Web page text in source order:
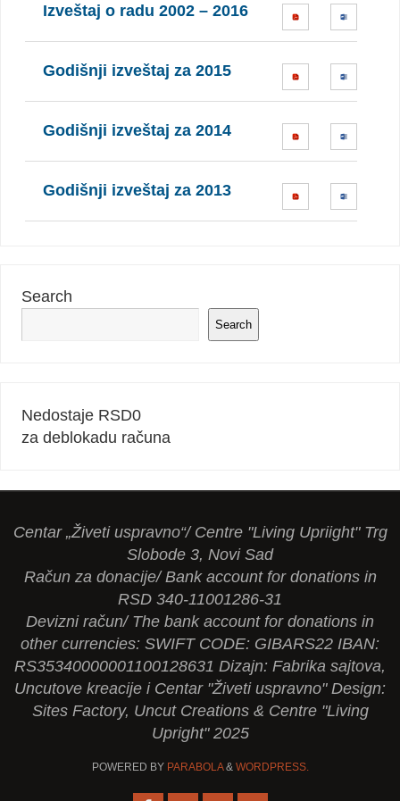
Izveštaj o radu 2002 – 2016
Godišnji izveštaj za 2015
Godišnji izveštaj za 2014
Godišnji izveštaj za 2013
Search
Search
Nedostaje RSD0
za deblokadu računa
Centar „Živeti uspravno“/ Centre "Living Upriight" Trg
Slobode 3, Novi Sad
Račun za donacije/ Bank account for donations in
RSD 340-11001286-31
Devizni račun/ The bank account for donations in
other currencies: SWIFT CODE: GIBARS22 IBAN:
RS35340000001100128631 Dizajn: Fabrika sajtova,
Uncutove kreacije i Centar "Živeti uspravno" Design:
Sites Factory, Uncut Creations & Centre "Living
Upright" 2025
POWERED BY PARABOLA& WORDPRESS.